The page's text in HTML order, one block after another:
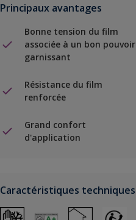
Principaux avantages
Bonne tension du film
associée à un bon pouvoir
garnissant
Résistance du film
renforcée
Grand confort
d'application
Caractéristiques techniques